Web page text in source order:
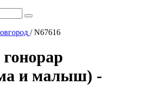
/N67616
и малыш) -